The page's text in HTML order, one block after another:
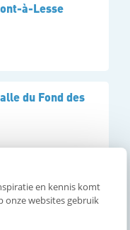
en kennis komt
onze websites gebruik
à-Lesse
du Fond des
in een